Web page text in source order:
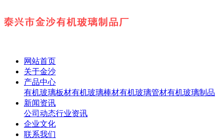
网站首页
关于金沙
产品中心
有机玻璃板材有机玻璃棒材有机玻璃管材有机玻璃制品
新闻资讯
公司动态行业资讯
企业文化
联系我们